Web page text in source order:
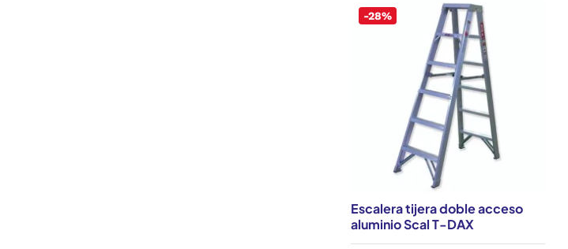
-28%
Escalera tijera doble acceso
aluminio Scal T-DAX